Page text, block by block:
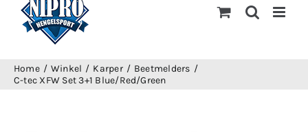
Home Winkel Karper
Beetmelders
C-tec XFW Set 3+1 Blue/Red/Green